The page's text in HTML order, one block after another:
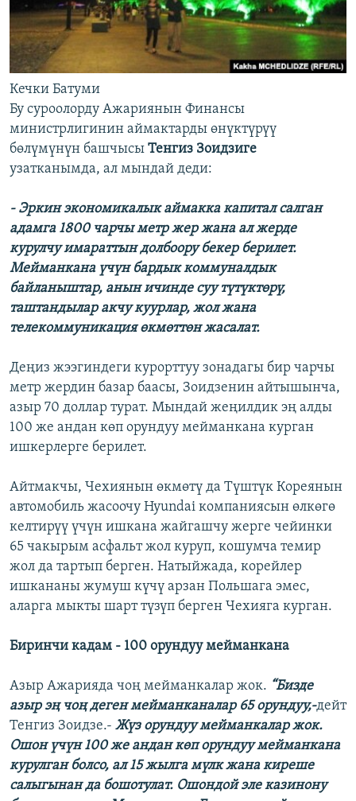
Кечки Батуми
Бу суроолорду Ажариянын Финансы
министрлигинин аймактарды өнүктүрүү
бөлүмүнүн башчысы Тенгиз Зоидзиге
узатканымда, ал мындай деди:
- Эркин экономикалык аймакка капитал салган
адамга 1800 чарчы метр жер жана ал жерде
курулчу имараттын долбоору бекер берилет.
Мейманкана үчүн бардык коммуналдык
байланыштар, анын ичинде суу түтүктөрү,
таштандылар акчу куурлар, жол жана
телекоммуникация өкмөттөн жасалат.
Деңиз жээгиндеги курорттуу зонадагы бир чарчы
метр жердин базар баасы, Зоидзенин айтышынча,
азыр 70 доллар турат. Мындай жеңилдик эң алды
100 же андан көп орундуу мейманкана курган
ишкерлерге берилет.
Айтмакчы, Чехиянын өкмөтү да Түштүк Кореянын
автомобиль жасоочу Hyundai компаниясын өлкөгө
келтирүү үчүн ишкана жайгашчу жерге чейинки
65 чакырым асфальт жол куруп, кошумча темир
жол да тартып берген. Натыйжада, корейлер
ишкананы жумуш күчү арзан Польшага эмес,
аларга мыкты шарт түзүп берген Чехияга курган.
Биринчи кадам - 100 орундуу мейманкана
Азыр Ажарияда чоң мейманкалар жок. “Бизде
азыр эң чоң деген мейманканалар 65 орундуу,-дейт
Тенгиз Зоидзе.- Жүз орундуу мейманкалар жок.
Ошон үчүн 100 же андан көп орундуу мейманкана
курулган болсо, ал 15 жылга мүлк жана киреше
салыгынан да бошотулат. Ошондой эле казинону